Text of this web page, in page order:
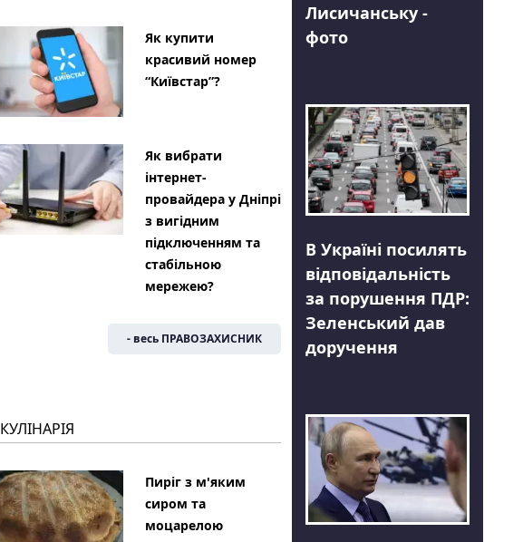
Як купити
красивий номер
“Київстар”?
Як вибрати
інтернет-
провайдера у Дніпрі
з вигідним
підключенням та
стабільною
мережею?
- весь ПРАВОЗАХИСНИК
КУЛІНАРІЯ
Пиріг з м'яким
сиром та
моцарелою
Лисичанську -
фото
В Україні посилять
відповідальність
за порушення ПДР:
Зеленський дав
доручення